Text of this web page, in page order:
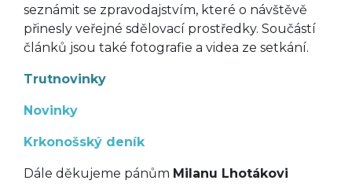
seznámit se zpravodajstvím, které o návštěvě
přinesly veřejné sdělovací prostředky. Součástí
článků jsou také fotografie a videa ze setkání.
Trutnovinky
Novinky
Krkonošský deník
Dále děkujeme pánům Milanu Lhotákovi